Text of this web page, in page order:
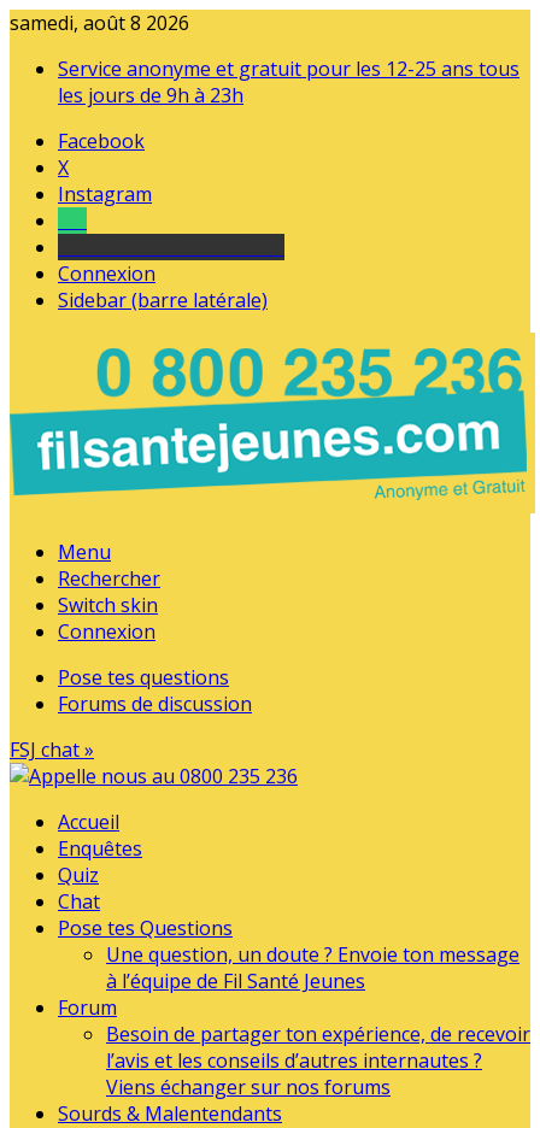
samedi, août 8 2026
Service anonyme et gratuit pour les 12-25 ans tous
les jours de 9h à 23h
Facebook
X
Instagram
Connexion
Sidebar (barre latérale)
Menu
Rechercher
Switch skin
Connexion
Pose tes questions
Forums de discussion
FSJ chat »
Accueil
Enquêtes
Quiz
Chat
Pose tes Questions
Une question, un doute ? Envoie ton message
à l’équipe de Fil Santé Jeunes
Forum
Besoin de partager ton expérience, de recevoir
l’avis et les conseils d’autres internautes ?
Viens échanger sur nos forums
Sourds & Malentendants